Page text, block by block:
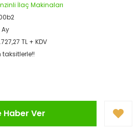
İlaç Makinaları
Ay
TL + KDV
Haber Ver